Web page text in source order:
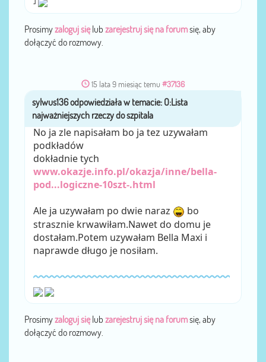
Prosimyzaloguj sięlub zarejestruj się na forumsię, aby
dołączyć do rozmowy.
15 lata 9 miesiąc temu #37136
przezsylwus136
No ja zle napisałam bo ja tez uzywałam
podkładów
dokładnie tych
www.okazje.info.pl/okazja/inne/bella-
pod...logiczne-10szt-.html
Ale ja uzywałam po dwie naraz
bo
strasznie krwawiłam.Nawet do domu je
dostałam.Potem uzywałam Bella Maxi i
naprawde długo je nosiłam.
Prosimyzaloguj sięlub zarejestruj się na forumsię, aby
dołączyć do rozmowy.